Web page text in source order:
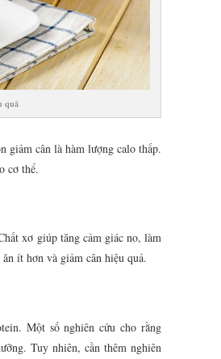
quả
giảm cân là hàm lượng calo thấp.
cơ thể.
xơ giúp tăng cảm giác no, làm
ít hơn và giảm cân hiệu quả.
Một số nghiên cứu cho rằng
Tuy nhiên, cần thêm nghiên